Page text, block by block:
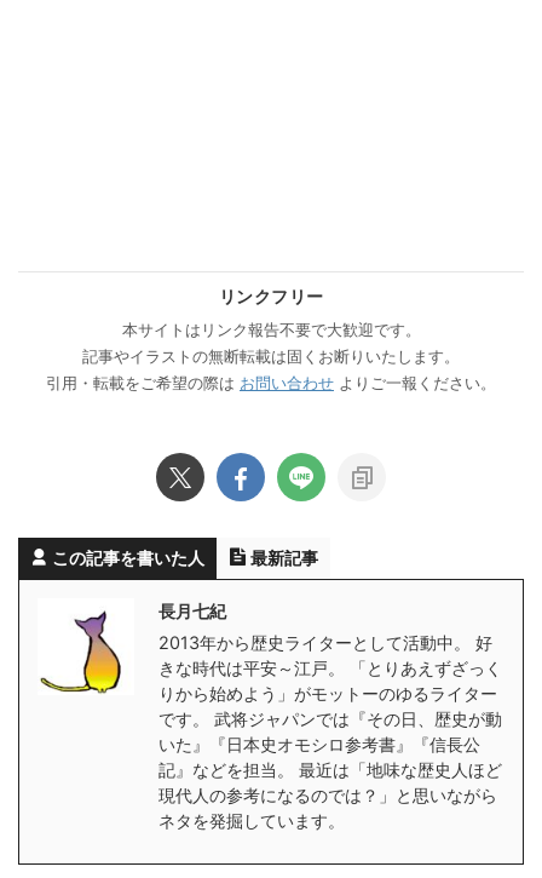
リンクフリー
本サイトはリンク報告不要で大歓迎です。
記事やイラストの無断転載は固くお断りいたします。
引用・転載をご希望の際は お問い合わせ よりご一報ください。
この記事を書いた人 最新記事
長月七紀
2013年から歴史ライターとして活動中。 好
きな時代は平安～江戸。 「とりあえずざっく
りから始めよう」がモットーのゆるライター
です。 武将ジャパンでは『その日、歴史が動
いた』『日本史オモシロ参考書』『信長公
記』などを担当。 最近は「地味な歴史人ほど
現代人の参考になるのでは？」と思いながら
ネタを発掘しています。